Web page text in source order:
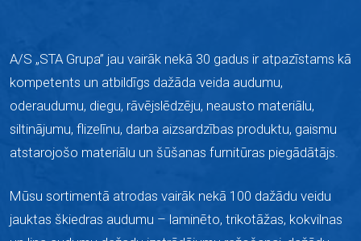
A/S „STA Grupa” jau vairāk nekā 30 gadus ir atpazīstams kā
kompetents un atbildīgs dažāda veida audumu,
oderaudumu, diegu, rāvējslēdzēju, neausto materiālu,
siltinājumu, flizelīnu, darba aizsardzības produktu, gaismu
atstarojošo materiālu un šūšanas furnitūras piegādātājs.
Mūsu sortimentā atrodas vairāk nekā 100 dažādu veidu
jauktas škiedras audumu – laminēto, trikotāžas, kokvilnas